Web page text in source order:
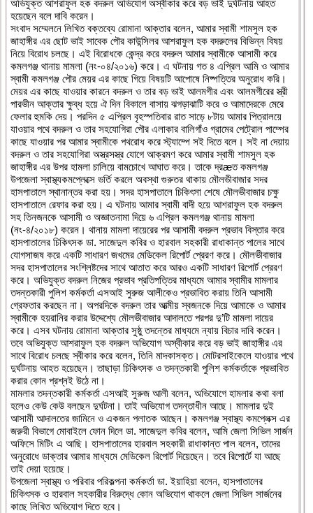
অভিযুক্ত আশরাফুল হক বদরুল অভিযোগ অস্বীকার করে বড় ভাই দুর্ঘটনায় আহত
হয়েছেন বলে দাবি করেন।
সংবাদ সম্মেলনে লিখিত বক্তব্যে রোমানা আক্তার বলেন, আমার স্বামী শামসুল হক
জাহাঙ্গীর এর ছোট ভাই সাবেক পৌর কাউন্সিলর আশরাফুল হক বদরুলের বিভিন্ন বিষয়
নিয়ে বিরোধ চলছে। এই বিরোধকে কেন্দ্র করে বদরুল আমার স্বামীকে আসামী করে
কমলগঞ্জ থানায় মামলা (নং-০৪/২০১৬) করে। এ ঘটনায় গত ৪ এপ্রিল আমি ও আমার
স্বামী কমলগঞ্জ পৌর মেয়র এর কাছে গিয়ে বিষয়টি আপোষে নিষ্পত্তির অনুরোধ করি।
মেয়র এর কাছে যাওয়ার কারনে বদরুল ও তার বড় ভাই আলমগীর এবং আলমগীরের স্ত্রী
পারভীন আক্তার ক্ষুব্ধ হয়ে ঐ দিন বিকালে বাসায় ঝগড়াঝাটি করে ও আমাদেরকে মেরে
ফেলার হুমকি দেয়। পরদিন ৫ এপ্রিল বৃহস্পতিবার রাত সাড়ে ৮টায় আমার পিত্রালয়ে
যাওয়ার পথে বদরুল ও তার সহযোগিরা পৌর এলাকার বালিগাঁও গ্রামের পেট্রোল পাম্পের
কাছে যাওয়ার পর আমার স্বামীকে পথরোধ করে স্ট্যাম্পে সই দিতে বলে। সই না দেয়ায়
বদরুল ও তার সহযোগিরা অস্ত্রসস্ত্র যোগে আক্রমণ করে আমার স্বামী শামসুল হক
জাহাঙ্গীর এর উপর হামলা চালিয়ে বামচোখে আঘাত করে। তাকে দ্রæত কমলগঞ্জ
উপজেলা স্বাস্থ্যকমপ্লেক্সে ভর্তি করলে অবস্থা গুরুতর থাকায় মৌলভীবাজার সদর
হাসপাতালে স্থানান্তর করা হয়। সদর হাসপাতালে চিকিৎসা শেষে মৌলভীবাজার চক্ষু
হাসপাতালে রেফার করা হয়। এ ঘটনায় আমার স্বামী বাদী হয়ে আশরাফুল হক বদরুল
সহ তিনজনকে আসামী ও অজ্ঞাতনামা দিয়ে ৬ এপ্রিল কমলগঞ্জ থানায় মামলা
(নং-৪/২০১৮) করেন। থানায় মামলা দায়েরের পর আসামী বদরুল প্রভাব বিস্তার করে
হাসপাতালের চিকিৎসক ডা. সাজেদুল কবির ও হারবাল সহকারী রাধাকান্ত পালের সাথে
যোগসাজষ করে একটি সাধারণ জখমের মেডিকেল রিপোর্ট প্রেরণ করে। মৌলভীবাজার
সদর হাসপাতালের সংশ্লিষ্টদের সাথে আতাত করে আরও একটি সাধারণ রিপোর্ট প্রেরণ
করে। অভিযুক্ত বদরুল নিজের প্রভাব প্রতিপত্তির মাধ্যমে আমার স্বামীর মামলার
তদন্তকারী পুলিশ কর্মকর্তা এসআই সুরুজ আলীকেও প্রভাবিত করায় তিনি আসামী
গ্রেফতার করছেন না। অপরদিকে বদরুল তার আত্মীয় স্বজনকে দিয়ে আমাকে ও আমার
স্বামীকে হয়রানির করার উদ্দেশ্যে মৌলভীবাজার আদালতে পরপর দু’টি মামলা দায়ের
করে। এসব ঘটনায় রোমানা আক্তার সুষ্ঠু তদন্তের মাধ্যমে ন্যায় বিচার দাবি করেন।
তবে অভিযুক্ত আশরাফুল হক বদরুল অভিযোগ অস্বীকার করে বড় ভাই জাহাঙ্গীর এর
সাথে বিরোধ চলছে স্বীকার করে বলেন, তিনি মাদকাসক্ত। মোটরসাইকেলে যাওয়ার পথে
দুর্ঘটনায় আহত হয়েছেন। তাছাড়া চিকিৎসক ও তদন্তকারী পুলিশ কর্মকর্তাকে প্রভাবিত
করার কোন প্রশ্নই উঠে না।
মামলার তদন্তকারী কর্মকর্তা এসআই সুরুজ আলী বলেন, অভিযোগে হামলার কথা বলা
হলেও কেউ কেউ বলছেন দুর্ঘটনা। তাই অভিযোগ তদন্তাধীন আছে। মামলার দুই
আসামী আদালতের জামিনে ও একজন পলাতক আছেন। কমলগঞ্জ স্বাস্থ্য কমপ্লেক্স এর
জরুরী বিভাগে মোবাইলে ফোন দিলে ডা. সাজেদুল কবির বলেন, আমি জেলা সিভিল সার্জন
অফিসে মিটিং এ আছি। হাসপাতালের হারবাল সহকারী রাধাকান্ত পাল বলেন, তাদের
অনুরোধে ডাক্তার আমার মাধ্যমে মেডিকেল রিপোর্ট দিয়েছেন। তবে রিপোর্টে যা আছে
তাই দেয়া হয়েছে।
উপজেলা স্বাস্থ্য ও পরিবার পরিকল্পনা কর্মকর্তা ডা. ইয়াহিয়া বলেন, হাসপাতালের
চিকিৎসক ও হারবাল সহকারীর বিরুদ্ধে কোন অভিযোগ থাকলে জেলা সিভিল সার্জনের
কাছে লিখিত অভিযোগ দিতে হবে।